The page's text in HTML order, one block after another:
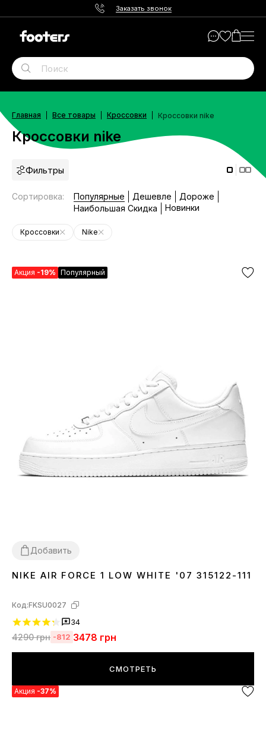
Заказать звонок
Главная Все товары Кроссовки Кроссовки nike
Кроссовки nike
Фильтры
Сортировка: Популярные Дешевле
Дороже
Наибольшая Скидка
Новинки
Кроссовки Nike
Акция -19% Популярный
Добавить
3637 38 39 40414243 444546
NIKE AIR FORCE 1 LOW WHITE '07 315122-111
Код:FKSU0027
34
4290грн -812 3478 грн
СМОТРЕТЬ
Акция -37%